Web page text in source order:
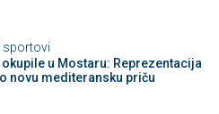
sportovi
u Mostaru: Reprezentacija
novu mediteransku priču